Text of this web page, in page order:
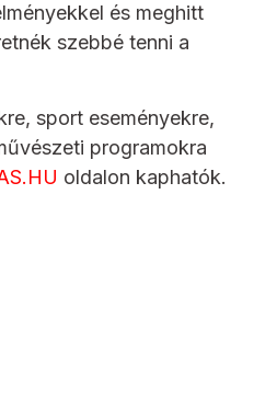
és meghitt
szebbé tenni a
sport eseményekre,
programokra
oldalon kaphatók.